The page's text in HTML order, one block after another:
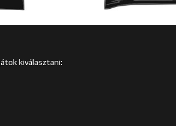
kiválasztani: